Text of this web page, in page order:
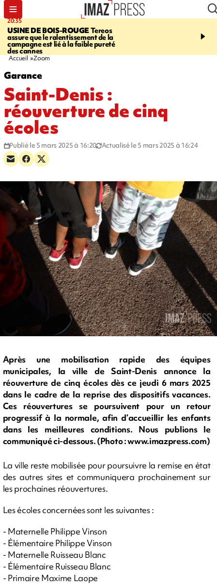
20:35
USINE DE BOIS-ROUGETereos
assure que le ralentissement de la
campagne est lié à la faible pureté
des cannes
05:30
téléphérique Papang à
Accueil Zoom
Garance
Saint-Denis :
réouverture de cinq
écoles
Publié le 5 mars 2025 à 16:20 Actualisé le 5 mars 2025 à 16:24
Après une mobilisation rapide des équipes
municipales, la ville de Saint-Denis annonce la
réouverture de cinq écoles dès ce jeudi 6 mars 2025
dans le cadre de la reprise des dispositifs vacances.
Ces réouvertures se poursuivent pour un retour
progressif à la normale, afin d’accueillir les enfants
dans les meilleures conditions. Nous publions le
communiqué ci-dessous. (Photo : www.imazpress.com)
La ville reste mobilisée pour poursuivre la remise en état
des autres sites et communiquera prochainement sur
les prochaines réouvertures.
Les écoles concernées sont les suivantes :
- Maternelle Philippe Vinson
- Élémentaire Philippe Vinson
- Maternelle Ruisseau Blanc
- Élémentaire Ruisseau Blanc
- Primaire Maxime Laope